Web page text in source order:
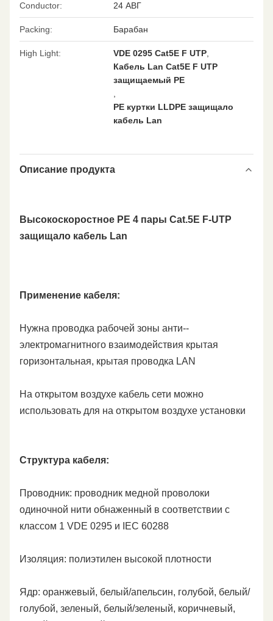
Conductor: 24 АВГ
Packing: Барабан
High Light: VDE 0295 Cat5E F UTP,
Кабель Lan Cat5E F UTP
защищаемый PE
PE куртки LLDPE защищало
кабель Lan
Описание продукта
Высокоскоростное PE 4 пары Cat.5E F-UTP
защищало кабель Lan
Применение кабеля:
Нужна проводка рабочей зоны анти--
электромагнитного взаимодействия крытая
горизонтальная, крытая проводка LAN
На открытом воздухе кабель сети можно
использовать для на открытом воздухе установки
Структура кабеля:
Проводник: проводник медной проволоки
одиночной нити обнаженный в соответствии с
классом 1 VDE 0295 и IEC 60288
Изоляция: полиэтилен высокой плотности
Ядр: оранжевый, белый/апельсин, голубой, белый/
голубой, зеленый, белый/зеленый, коричневый,